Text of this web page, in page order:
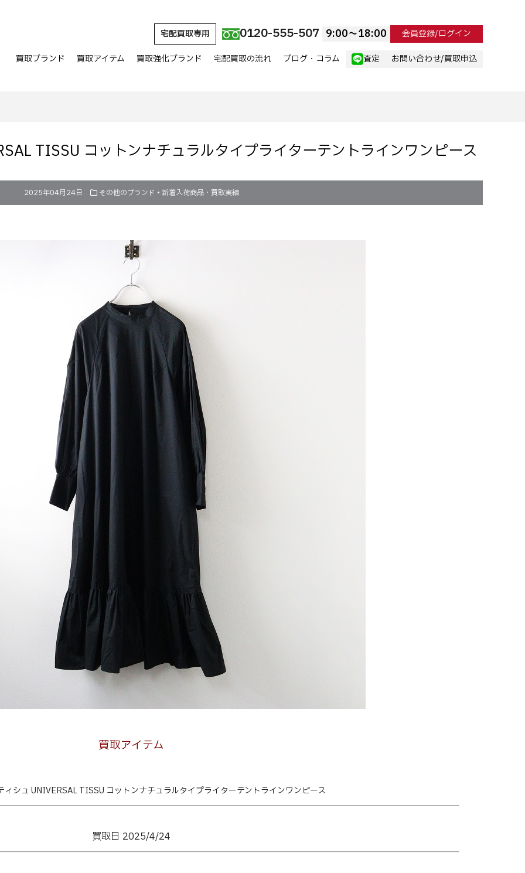
宅配買取専用 0120-555-507 9:00〜18:00 会員登録/ログイン
買取ブランド 買取アイテム 買取強化ブランド 宅配買取の流れ ブログ・コラム 査定 お問い合わせ/買取申込
TISSU コットンナチュラルタイプライターテントラインワンピース
2025年04月24日 その他のブランド • 新着入荷商品・買取実績
買取アイテム
シュ UNIVERSAL TISSU コットンナチュラルタイプライターテントラインワンピース
買取日 2025/4/24